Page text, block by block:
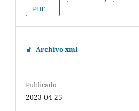
PDF
Archivo xml
Publicado
2023-04-25